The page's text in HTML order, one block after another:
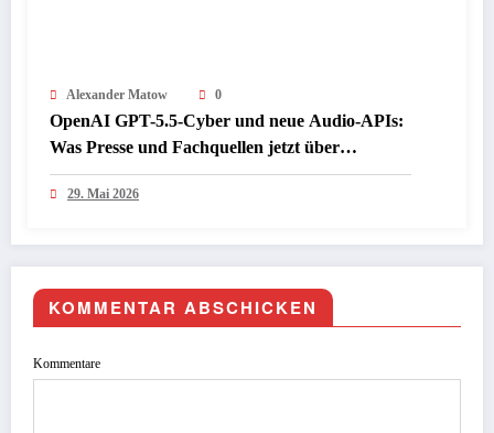
Alexander Matow 0
OpenAI GPT-5.5-Cyber und neue Audio-APIs:
Was Presse und Fachquellen jetzt über
Sicherheit, Sprache und den nächsten KI-
Schritt berichten
29. Mai 2026
KOMMENTAR ABSCHICKEN
Kommentare